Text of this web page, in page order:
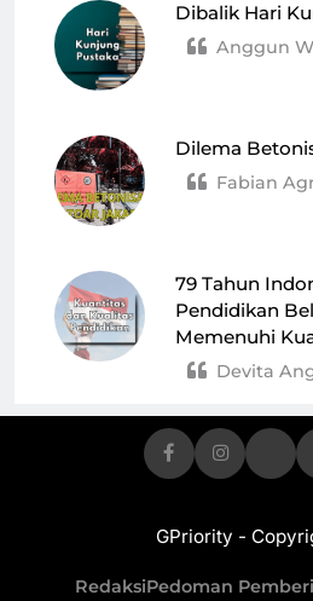
Dibalik Hari
Anggun
Dilema
Fabian
79 Tahun
Pendidikan
Memenuhi
Devita
GPriority -
RedaksiPedoman